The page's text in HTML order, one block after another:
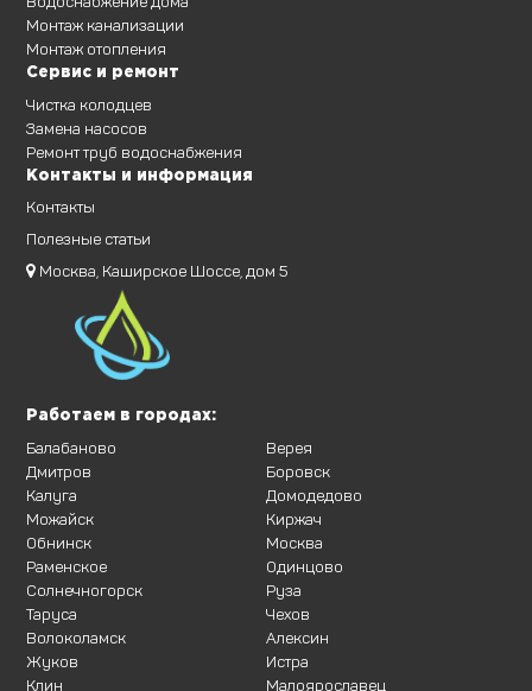
Монтаж канализации
Монтаж отопления
Сервис и ремонт
Чистка колодцев
Замена насосов
Ремонт труб водоснабжения
Контакты и информация
Контакты
Полезные статьи
Москва, Каширское Шоссе, дом 5
Работаем в городах:
Балабаново
Дмитров
Калуга
Можайск
Обнинск
Раменское
Солнечногорск
Таруса
Верея
Боровск
Домодедово
Киржач
Москва
Одинцово
Руза
Чехов
Волоколамск
Жуков
Клин
Алексин
Истра
Малоярославец